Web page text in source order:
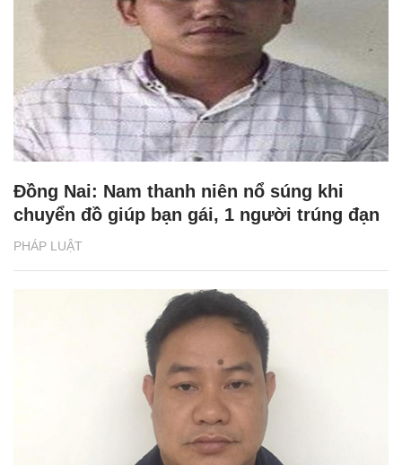
PHÁP LUẬT
Đồng Nai: Nam thanh niên nổ súng khi
chuyển đồ giúp bạn gái, 1 người trúng đạn